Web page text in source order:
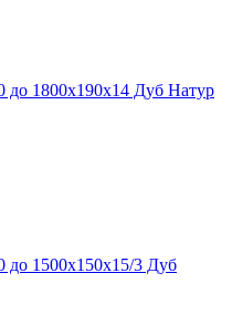
до 1800х190х14 Дуб Натур
до 1500х150х15/3 Дуб